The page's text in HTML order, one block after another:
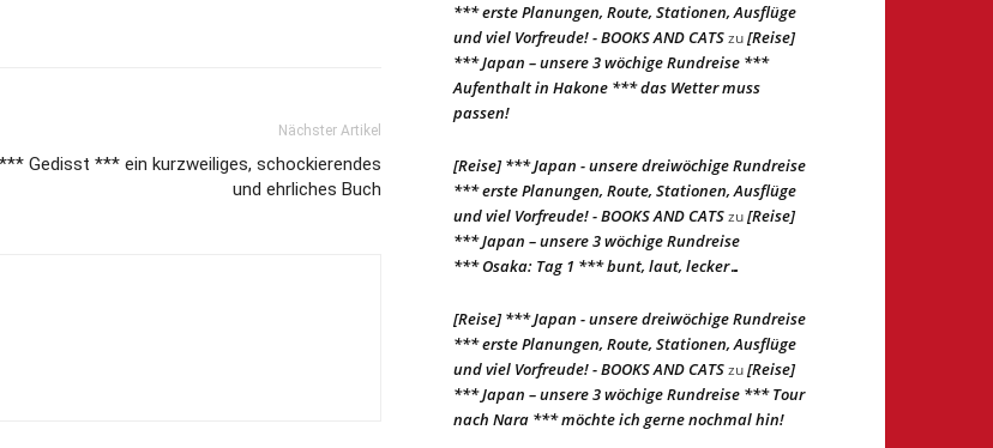
Nächster Artikel
*** Gedisst *** ein kurzweiliges, schockierendes
und ehrliches Buch
*** erste Planungen, Route, Stationen, Ausflüge
und viel Vorfreude! - BOOKS AND CATSzu[Reise]
*** Japan – unsere 3 wöchige Rundreise ***
Aufenthalt in Hakone *** das Wetter muss
passen!
[Reise] *** Japan - unsere dreiwöchige Rundreise
*** erste Planungen, Route, Stationen, Ausflüge
und viel Vorfreude! - BOOKS AND CATSzu[Reise]
*** Japan – unsere 3 wöchige Rundreise
*** Osaka: Tag 1 *** bunt, laut, lecker…
[Reise] *** Japan - unsere dreiwöchige Rundreise
*** erste Planungen, Route, Stationen, Ausflüge
und viel Vorfreude! - BOOKS AND CATSzu[Reise]
*** Japan – unsere 3 wöchige Rundreise *** Tour
nach Nara *** möchte ich gerne nochmal hin!